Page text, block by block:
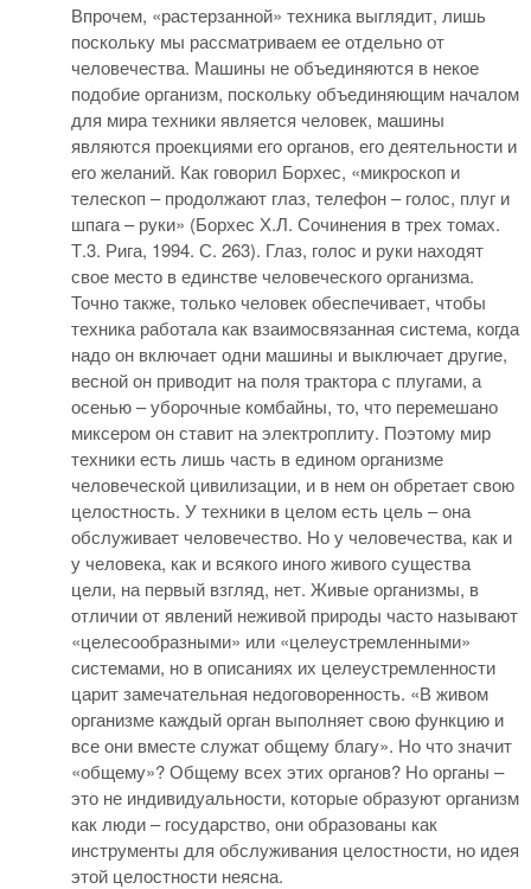
Впрочем, «растерзанной» техника выглядит, лишь
поскольку мы рассматриваем ее отдельно от
человечества. Машины не объединяются в некое
подобие организм, поскольку объединяющим началом
для мира техники является человек, машины
являются проекциями его органов, его деятельности и
его желаний. Как говорил Борхес, «микроскоп и
телескоп – продолжают глаз, телефон – голос, плуг и
шпага – руки» (Борхес Х.Л. Сочинения в трех томах.
Т.3. Рига, 1994. С. 263). Глаз, голос и руки находят
свое место в единстве человеческого организма.
Точно также, только человек обеспечивает, чтобы
техника работала как взаимосвязанная система, когда
надо он включает одни машины и выключает другие,
весной он приводит на поля трактора с плугами, а
осенью – уборочные комбайны, то, что перемешано
миксером он ставит на электроплиту. Поэтому мир
техники есть лишь часть в едином организме
человеческой цивилизации, и в нем он обретает свою
целостность. У техники в целом есть цель – она
обслуживает человечество. Но у человечества, как и
у человека, как и всякого иного живого существа
цели, на первый взгляд, нет. Живые организмы, в
отличии от явлений неживой природы часто называют
«целесообразными» или «целеустремленными»
системами, но в описаниях их целеустремленности
царит замечательная недоговоренность. «В живом
организме каждый орган выполняет свою функцию и
все они вместе служат общему благу». Но что значит
«общему»? Общему всех этих органов? Но органы –
это не индивидуальности, которые образуют организм
как люди – государство, они образованы как
инструменты для обслуживания целостности, но идея
этой целостности неясна.